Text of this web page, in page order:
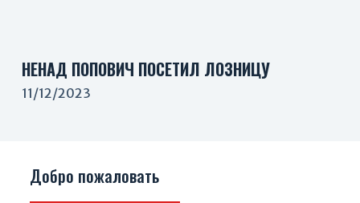
НЕНАД ПОПОВИЧ ПОСЕТИЛ ЛОЗНИЦУ
11/12/2023
Добро пожаловать